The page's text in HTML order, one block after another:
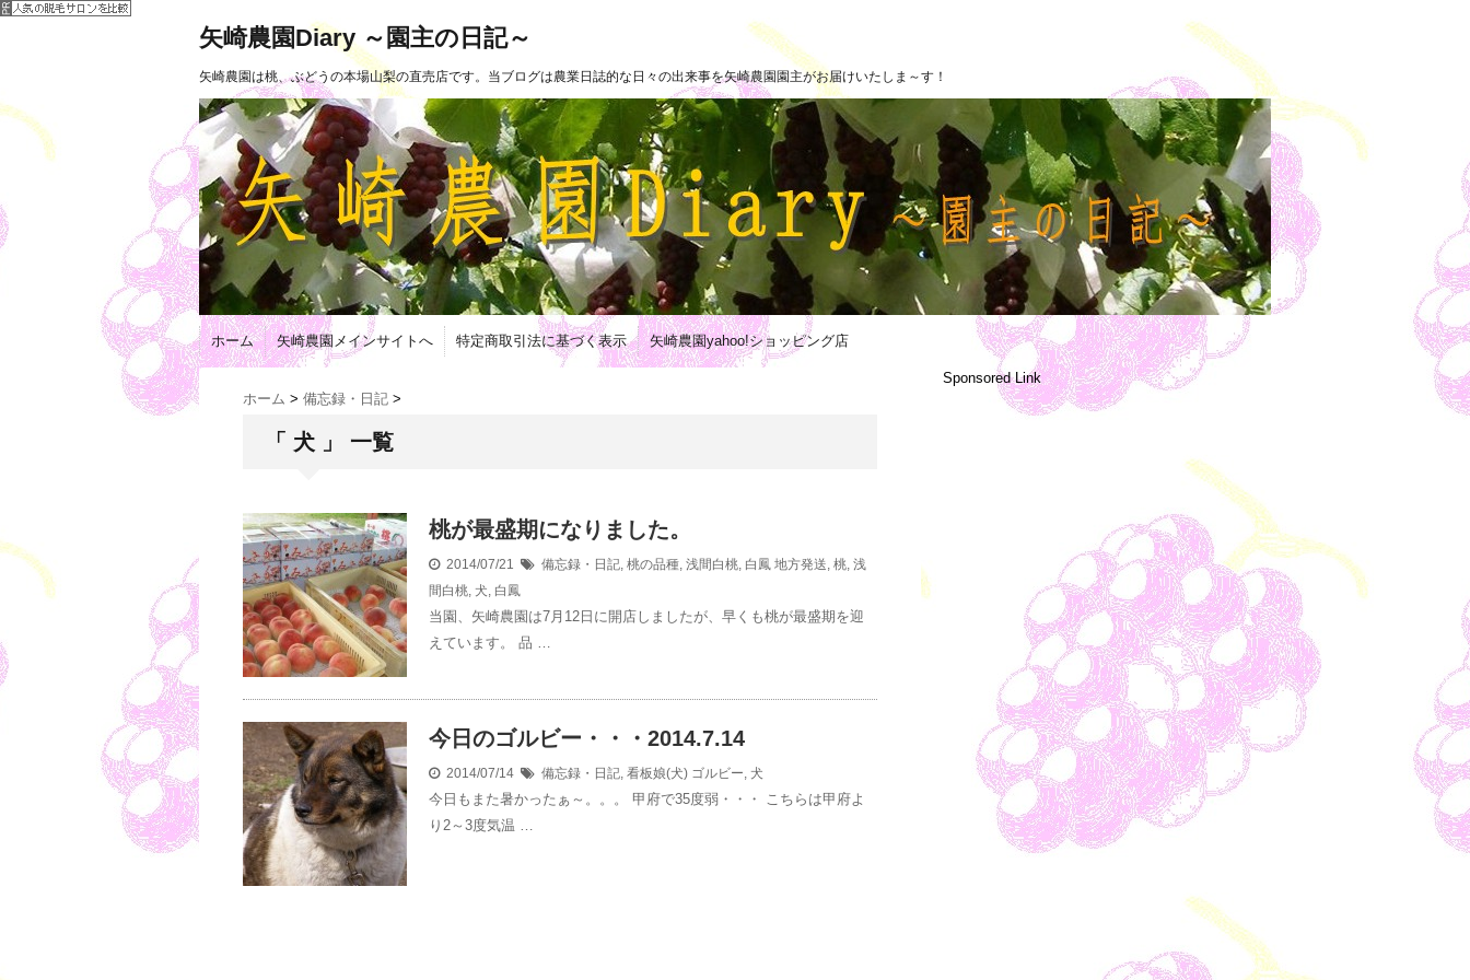
矢崎農園Diary ～園主の日記～
矢崎農園は桃、ぶどうの本場山梨の直売店です。当ブログは農業日誌的な日々の出来事を矢崎農園園主がお届けいたしま～す！
ホーム 矢崎農園メインサイトへ 特定商取引法に基づく表示 矢崎農園yahoo!ショッピング店
ホーム > 備忘録・日記 >
「 犬 」 一覧
桃が最盛期になりました。
2014/07/21 備忘録・日記, 桃の品種, 浅間白桃, 白鳳 地方発送, 桃, 浅
間白桃, 犬, 白鳳
当園、矢崎農園は7月12日に開店しましたが、早くも桃が最盛期を迎
えています。 品 …
今日のゴルビー・・・2014.7.14
2014/07/14 備忘録・日記, 看板娘(犬) ゴルビー, 犬
今日もまた暑かったぁ～。。。 甲府で35度弱・・・ こちらは甲府よ
り2～3度気温 …
Sponsored Link